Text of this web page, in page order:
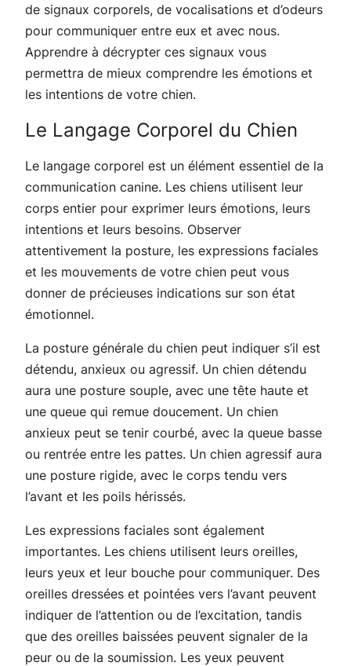
de signaux corporels, de vocalisations et d’odeurs
pour communiquer entre eux et avec nous.
Apprendre à décrypter ces signaux vous
permettra de mieux comprendre les émotions et
les intentions de votre chien.
Le Langage Corporel du Chien
Le langage corporel est un élément essentiel de la
communication canine. Les chiens utilisent leur
corps entier pour exprimer leurs émotions, leurs
intentions et leurs besoins. Observer
attentivement la posture, les expressions faciales
et les mouvements de votre chien peut vous
donner de précieuses indications sur son état
émotionnel.
La posture générale du chien peut indiquer s’il est
détendu, anxieux ou agressif. Un chien détendu
aura une posture souple, avec une tête haute et
une queue qui remue doucement. Un chien
anxieux peut se tenir courbé, avec la queue basse
ou rentrée entre les pattes. Un chien agressif aura
une posture rigide, avec le corps tendu vers
l’avant et les poils hérissés.
Les expressions faciales sont également
importantes. Les chiens utilisent leurs oreilles,
leurs yeux et leur bouche pour communiquer. Des
oreilles dressées et pointées vers l’avant peuvent
indiquer de l’attention ou de l’excitation, tandis
que des oreilles baissées peuvent signaler de la
peur ou de la soumission. Les yeux peuvent